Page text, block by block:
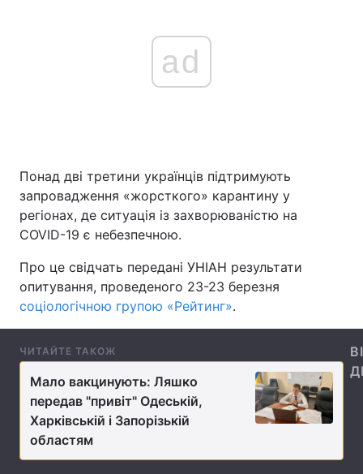
Україна Політика
Економіка
Спорт Наука
Техно і зв'язок Лайт
Здоров'я
Цікавинки Погода
Екологія
ad
Понад дві третини українців підтримують
запровадження «жорсткого» карантину у
регіонах, де ситуація із захворюваністю на
COVID-19 є небезпечною.
Про це свідчать передані УНІАН результати
опитування, проведеного 23-23 березня
соціологічною групою «Рейтинг».
ЧИТАЙТЕ ТАКОЖ
Мало вакцинують: Ляшко
передав "привіт" Одеській,
Харківській і Запорізькій
областям